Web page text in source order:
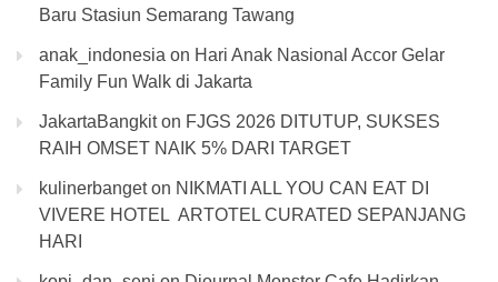
Baru Stasiun Semarang Tawang
anak_indonesia on Hari Anak Nasional Accor Gelar
Family Fun Walk di Jakarta
JakartaBangkiton FJGS 2026 DITUTUP, SUKSES
RAIH OMSET NAIK 5% DARI TARGET
kulinerbangeton NIKMATI ALL YOU CAN EAT DI
VIVERE HOTEL ARTOTEL CURATED SEPANJANG
HARI